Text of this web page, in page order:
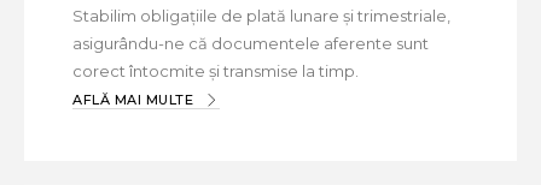
Stabilim obligațiile de plată lunare și trimestriale,
asigurându-ne că documentele aferente sunt
corect întocmite și transmise la timp.
AFLĂ MAI MULTE